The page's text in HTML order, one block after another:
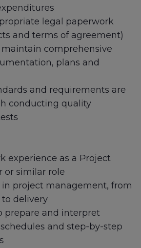
legal paperwork
and terms of agreement)
comprehensive
plans and
and requirements are
conducting quality
experience as a Project
or similar role
in project management, from
delivery
prepare and interpret
and step-by-step